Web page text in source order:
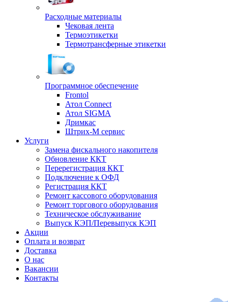
Расходные материалы
Чековая лента
Термоэтикетки
Термотрансферные этикетки
Программное обеспечение
Frontol
Атол Connect
Атол SIGMA
Дримкас
Штрих-М сервис
Услуги
Замена фискального накопителя
Обновление ККТ
Перерегистрация ККТ
Подключение к ОФД
Регистрация ККТ
Ремонт кассового оборудования
Ремонт торгового оборудования
Техническое обслуживание
Выпуск КЭП/Перевыпуск КЭП
Акции
Оплата и возврат
Доставка
О нас
Вакансии
Контакты